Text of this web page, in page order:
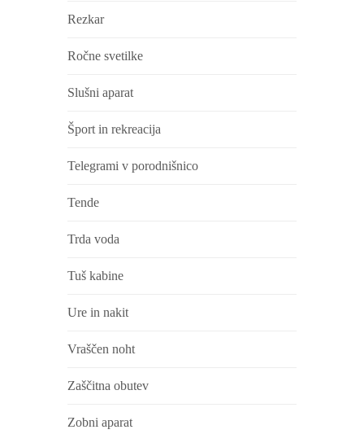
Rezkar
Ročne svetilke
Slušni aparat
Šport in rekreacija
Telegrami v porodnišnico
Tende
Trda voda
Tuš kabine
Ure in nakit
Vraščen noht
Zaščitna obutev
Zobni aparat